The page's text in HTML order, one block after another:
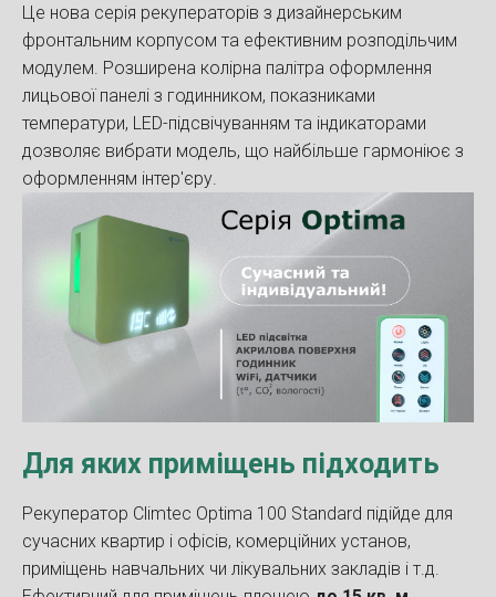
Це нова серія рекуператорів з дизайнерським
фронтальним корпусом та ефективним розподільчим
модулем. Розширена колірна палітра оформлення
лицьової панелі з годинником, показниками
температури, LED-підсвічуванням та індикаторами
дозволяє вибрати модель, що найбільше гармоніює з
оформленням інтер'єру.
Для яких приміщень підходить
Рекуператор Climtec Optima 100 Standard підійде для
сучасних квартир і офісів, комерційних установ,
приміщень навчальних чи лікувальних закладів і т.д.